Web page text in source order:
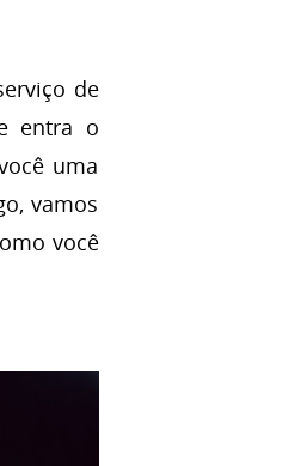
de
entra o
uma
vamos
você